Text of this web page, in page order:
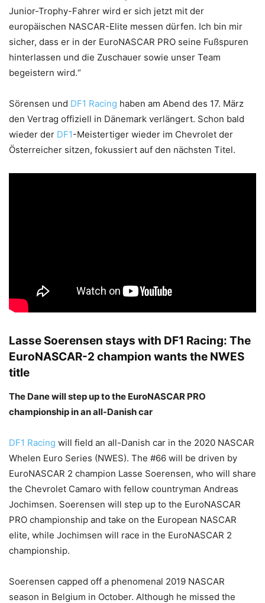
Junior-Trophy-Fahrer wird er sich jetzt mit der
europäischen NASCAR-Elite messen dürfen. Ich bin mir
sicher, dass er in der EuroNASCAR PRO seine Fußspuren
hinterlassen und die Zuschauer sowie unser Team
begeistern wird.“
Sörensen und DF1 Racing haben am Abend des 17. März
den Vertrag offiziell in Dänemark verlängert. Schon bald
wieder der DF1-Meistertiger wieder im Chevrolet der
Österreicher sitzen, fokussiert auf den nächsten Titel.
Lasse Soerensen stays with DF1 Racing: The
EuroNASCAR-2 champion wants the NWES
title
The Dane will step up to the EuroNASCAR PRO
championship in an all-Danish car
DF1 Racing will field an all-Danish car in the 2020 NASCAR
Whelen Euro Series (NWES). The #66 will be driven by
EuroNASCAR 2 champion Lasse Soerensen, who will share
the Chevrolet Camaro with fellow countryman Andreas
Jochimsen. Soerensen will step up to the EuroNASCAR
PRO championship and take on the European NASCAR
elite, while Jochimsen will race in the EuroNASCAR 2
championship.
Soerensen capped off a phenomenal 2019 NASCAR
season in Belgium in October. Although he missed the